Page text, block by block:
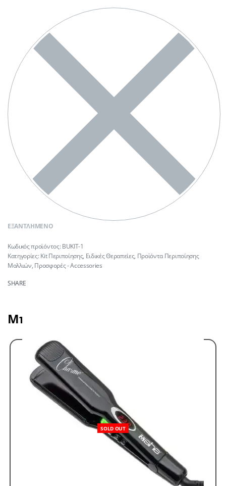
ΕΞΑΝΤΛΗΜΈΝΟ
BUKIT-1
Κατηγορίες: Kit Περιποίησης, Ειδικές Θεραπείες, Προϊόντα Περιποίησης
Μαλλιών, Προσφορές - Accessories
SHARE
Μπορεί να σας αρέσει επίσης
-29% OFF
SOLD OUT